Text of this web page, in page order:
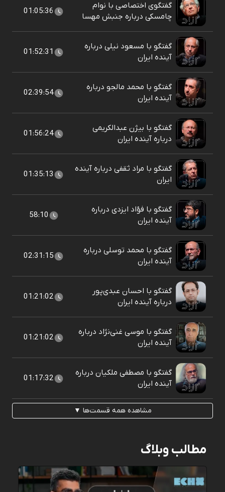
گفتگوی اختصاصی با نوام
چامسکی درباره جنبش مهسا
01:05:36
گفتگو با مسعود نیلی درباره
آینده ایران
01:52:31
گفتگو با محمد مالجو درباره
آینده ایران
02:39:54
گفتگو با بیژن عبدالکریمی
درباره آینده ایران
01:56:24
گفتگو با مراد ثقفی درباره آینده
ایران
01:35:13
گفتگو با فؤاد ایزدی درباره
آینده ایران
58:10
گفتگو با محمد توسلی درباره
آینده ایران
02:31:15
گفتگو با احسان عبدی‌پور
درباره آینده ایران
01:21:02
گفتگو با موسی غنی‌نژاد درباره
آینده ایران
01:21:02
گفتگو با مصطفی ملکیان درباره
آینده ایران
01:17:32
مشاهده همه قسمت‌ها ▼
مطالب وبلاگ